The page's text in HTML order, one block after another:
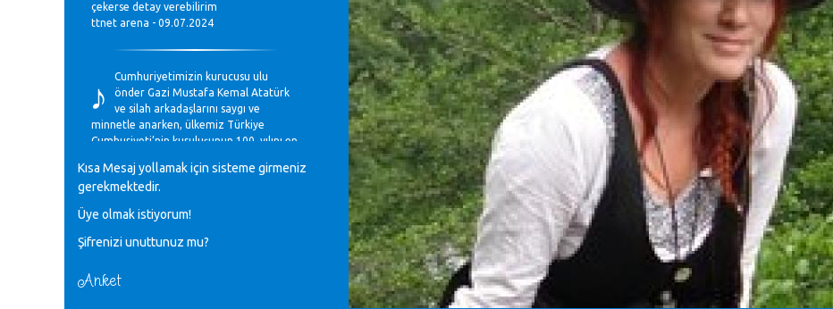
çekerse detay verebilirim
ttnet arena - 09.07.2024
♪
Cumhuriyetimizin kurucusu ulu
önder Gazi Mustafa Kemal Atatürk
ve silah arkadaşlarını saygı ve
minnetle anarken, ülkemiz Türkiye
Cumhuriyeti’nin kuruluşunun 100. yılını en
Mavi Nota - 28.10.2023
♪
Müzik Bölümlerinin Eğitim
Gülşah Sargın Kaptaş - 28.10.2023
Kısa Mesaj yollamak için sisteme girmeniz
gerekmektedir.
Üye olmak istiyorum!
Şifrenizi unuttunuz mu?
Anket